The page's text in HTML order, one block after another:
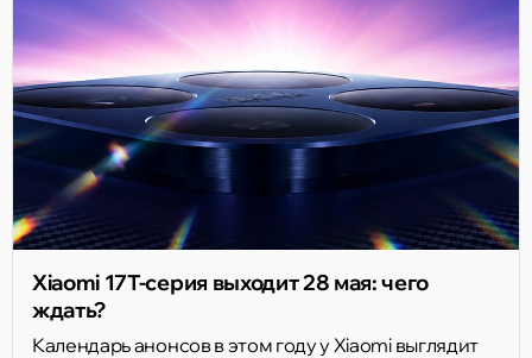
Xiaomi 17T-серия выходит 28 мая: чего
ждать?
Календарь анонсов в этом году у Xiaomi выглядит